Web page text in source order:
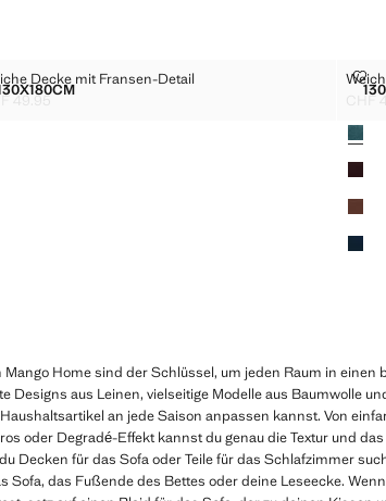
WEICHE DECKE MIT FRANSEN-DETAIL
Decke mit Fransen-Detail
WEICHE DECKE MIT FRANSEN-DETAIL
49.95
CHF
Farben
Mango Home sind der Schlüssel, um jeden Raum in
Designs aus Leinen, vielseitige Modelle aus Baumwolle
an jede Saison anpassen kannst. Von
oder Degradé-Effekt kannst du genau die Textur und
Decken für das Sofa oder Teile für das Schlafzimmer
Sofa, das Fußende des Bettes oder deine Leseecke.